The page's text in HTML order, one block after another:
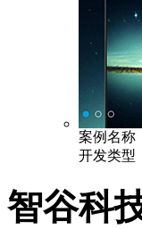
案例名称
开发类型
智谷科